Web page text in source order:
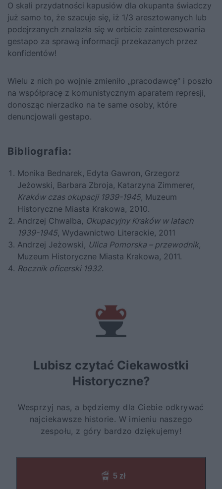
O skali przydatności kapusiów dla okupanta świadczy
już samo to, że szacuje się, iż 1/3 aresztowanych lub
podejrzanych znalazła się w orbicie zainteresowania
gestapo za sprawą informacji przekazanych przez
konfidentów!
Wielu z nich po wojnie zmieniło „pracodawcę” i poszło
na współpracę z komunistycznym aparatem represji,
donosząc nierzadko na te same osoby, które
denuncjowali gestapo.
Bibliografia:
Monika Bednarek, Edyta Gawron, Grzegorz
Jeżowski, Barbara Zbroja, Katarzyna Zimmerer,
Kraków czas okupacji 1939-1945, Muzeum
Historyczne Miasta Krakowa, 2010.
Andrzej Chwalba, Okupacyjny Kraków w latach
1939-1945, Wydawnictwo Literackie, 2011
Andrzej Jeżowski, Ulica Pomorska – przewodnik,
Muzeum Historyczne Miasta Krakowa, 2011.
Rocznik oficerski 1932.